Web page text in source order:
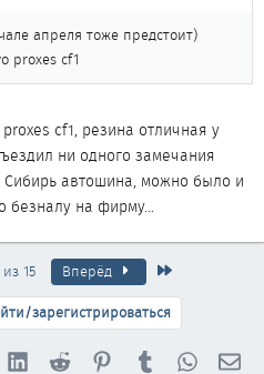
апреля тоже предстоит)
proxes cf1
cf1, резина отличная у
ни одного замечания
автошина, можно было и
безналу на фирму...
15 Вперёд
зарегистрироваться
LinkedInReddit PinterestTumblr